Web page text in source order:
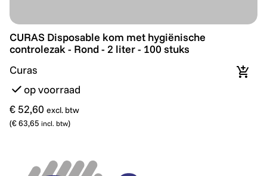
CURAS Disposable kom met hygiënische controlezak
CURAS Disposable kom met hygiënische
controlezak - Rond - 2 liter - 100 stuks
Curas
op voorraad
€ 52,60 excl. btw
(€ 63,65 incl. btw)
In